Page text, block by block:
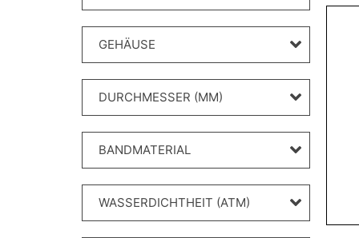
GEHÄUSE
DURCHMESSER (MM)
BANDMATERIAL
WASSERDICHTHEIT (ATM)